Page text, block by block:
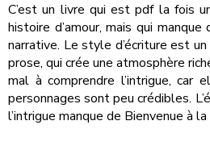
C’est un livre qui est pdf la fois
histoire d’amour, mais qui
narrative. Le style d’écriture est
prose, qui crée une atmosphère
mal à comprendre l’intrigue,
personnages sont peu crédibles.
l’intrigue manque de Bienvenue à la